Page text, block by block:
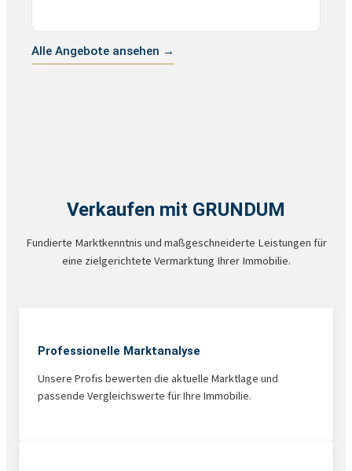
Alle Angebote ansehen →
Verkaufen mit GRUNDUM
Fundierte Marktkenntnis und maßgeschneiderte Leistungen für
eine zielgerichtete Vermarktung Ihrer Immobilie.
Professionelle Marktanalyse
Unsere Profis bewerten die aktuelle Marktlage und
passende Vergleichswerte für Ihre Immobilie.